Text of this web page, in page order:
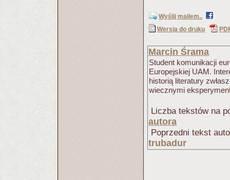
Wyślij mailem..
Wersja do druku
Marcin Śrama
Student komunikacji
Europejskiej UAM.
historią literatury
wiecznymi
Liczba tekstów na
autora
Poprzedni tekst
trubadur